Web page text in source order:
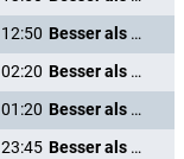
12:50
Besser als nix - Gestorben ist noch jeder
02:20
Besser als nix - Gestorben ist noch jeder
01:20
Besser als nix - Gestorben ist noch jeder
23:45
Besser als nix - Gestorben ist noch jeder